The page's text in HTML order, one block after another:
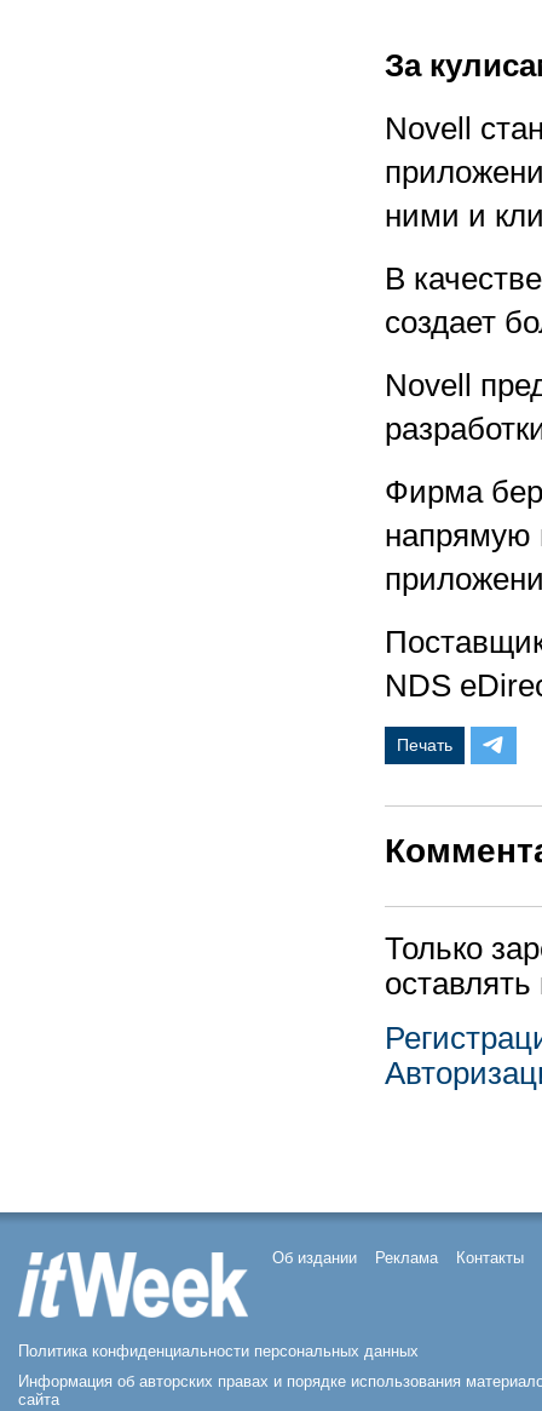
За
Novell
ними и
В
создает
Novell
Фирма
напрямую
NDS
Печать
Только
Об издании Реклама Контакты
Политика конфиденциальности персональных данных
Информация об авторских правах и порядке использования
сайта